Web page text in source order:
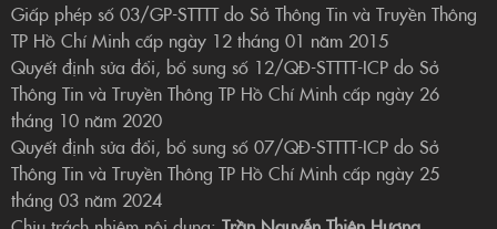
Giấp phép số 03/GP-STTTT do Sở Thông Tin và Truyền Thông
TP Hồ Chí Minh cấp ngày 12 tháng 01 năm 2015
Quyết định sửa đổi, bổ sung số 12/QĐ-STTTT-ICP do Sở
Thông Tin và Truyền Thông TP Hồ Chí Minh cấp ngày 26
tháng 10 năm 2020
Quyết định sửa đổi, bổ sung số 07/QĐ-STTTT-ICP do Sở
Thông Tin và Truyền Thông TP Hồ Chí Minh cấp ngày 25
tháng 03 năm 2024